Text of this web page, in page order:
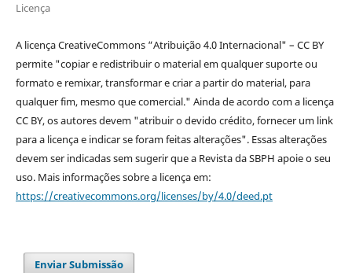
Licença
A licença CreativeCommons “Atribuição 4.0 Internacional" – CC BY
permite "copiar e redistribuir o material em qualquer suporte ou
formato e remixar, transformar e criar a partir do material, para
qualquer fim, mesmo que comercial." Ainda de acordo com a licença
CC BY, os autores devem "atribuir o devido crédito, fornecer um link
para a licença e indicar se foram feitas alterações". Essas alterações
devem ser indicadas sem sugerir que a Revista da SBPH apoie o seu
uso. Mais informações sobre a licença em:
https://creativecommons.org/licenses/by/4.0/deed.pt
Enviar Submissão